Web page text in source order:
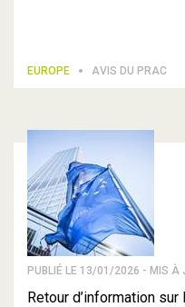
EUROPE AVIS DU PRAC
PUBLIÉ LE 13/01/2026 - MIS
Retour d’information